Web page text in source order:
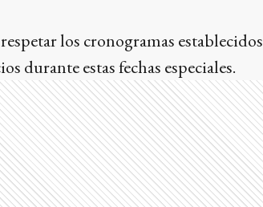
los cronogramas establecidos
durante estas fechas especiales.